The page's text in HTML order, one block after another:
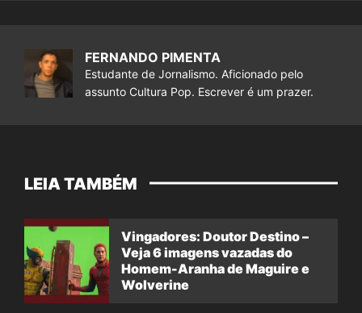
FERNANDO PIMENTA
Estudante de Jornalismo. Aficionado pelo
assunto Cultura Pop. Escrever é um prazer.
LEIA TAMBÉM
Vingadores: Doutor Destino –
Veja 6 imagens vazadas do
Homem-Aranha de Maguire e
Wolverine